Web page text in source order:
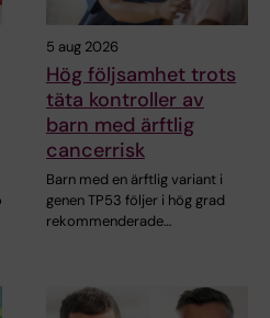
5 aug 2026
Hög följsamhet trots
täta kontroller av
barn med ärftlig
cancerrisk
Barn med en ärftlig variant i
genen TP53 följer i hög grad
rekommenderade…